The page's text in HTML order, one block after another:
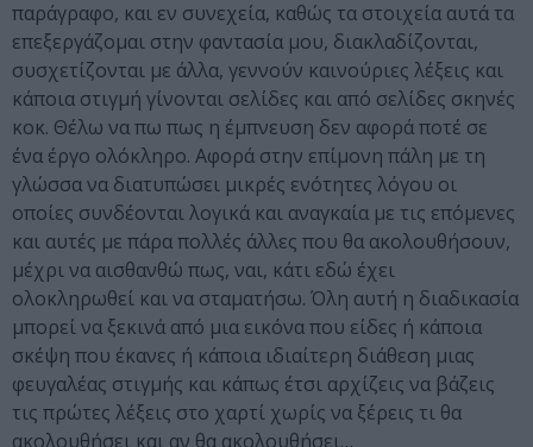
παράγραφο, και εν συνεχεία, καθώς τα στοιχεία αυτά τα
επεξεργάζομαι στην φαντασία μου, διακλαδίζονται,
συσχετίζονται με άλλα, γεννούν καινούριες λέξεις και
κάποια στιγμή γίνονται σελίδες και από σελίδες σκηνές
κοκ. Θέλω να πω πως η έμπνευση δεν αφορά ποτέ σε
ένα έργο ολόκληρο. Αφορά στην επίμονη πάλη με τη
γλώσσα να διατυπώσει μικρές ενότητες λόγου οι
οποίες συνδέονται λογικά και αναγκαία με τις επόμενες
και αυτές με πάρα πολλές άλλες που θα ακολουθήσουν,
μέχρι να αισθανθώ πως, ναι, κάτι εδώ έχει
ολοκληρωθεί και να σταματήσω. Όλη αυτή η διαδικασία
μπορεί να ξεκινά από μια εικόνα που είδες ή κάποια
σκέψη που έκανες ή κάποια ιδιαίτερη διάθεση μιας
φευγαλέας στιγμής και κάπως έτσι αρχίζεις να βάζεις
τις πρώτες λέξεις στο χαρτί χωρίς να ξέρεις τι θα
ακολουθήσει και αν θα ακολουθήσει…